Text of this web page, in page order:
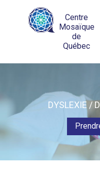
Centre
Mosaïque
de
Québec
DYSLEXIE /